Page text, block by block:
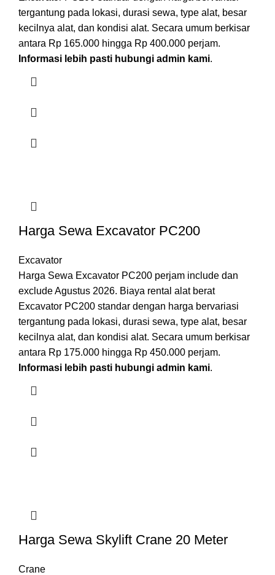
tergantung pada lokasi, durasi sewa, type alat, besar
kecilnya alat, dan kondisi alat. Secara umum berkisar
antara Rp 165.000 hingga Rp 400.000 perjam.
Informasi lebih pasti hubungi admin kami.
Harga Sewa Excavator PC200
Excavator
Harga Sewa Excavator PC200 perjam include dan
exclude Agustus 2026. Biaya rental alat berat
Excavator PC200 standar dengan harga bervariasi
tergantung pada lokasi, durasi sewa, type alat, besar
kecilnya alat, dan kondisi alat. Secara umum berkisar
antara Rp 175.000 hingga Rp 450.000 perjam.
Informasi lebih pasti hubungi admin kami.
Harga Sewa Skylift Crane 20 Meter
Crane